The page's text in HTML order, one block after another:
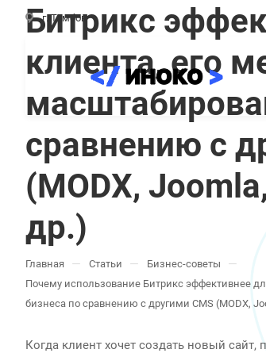
г. Тамбов
Битрикс
клиента, его
сравнению с
(MODX,
др.)
Главная — Статьи — Бизнес-советы —
Почему использование Битрикс эффективнее
бизнеса по сравнению с другими CMS (MODX,
Когда клиент хочет создать новый